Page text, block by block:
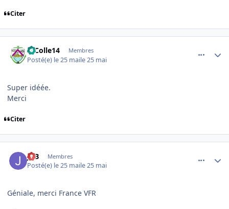
Citer
AlColle14 Membres
Posté(e) le 25 maile 25 mai
Super idéée.
Merci
Citer
JPB Membres
Posté(e) le 25 maile 25 mai
Géniale, merci France VFR